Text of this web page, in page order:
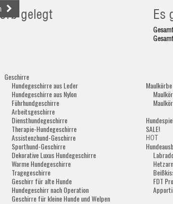
gelegt Es
Gesamt
Geschirre
Hundegeschirre aus Leder
Hundegeschirre aus Nylon
Führhundgeschirre
Arbeitsgeschirre
Diensthundegeschirre
Therapie-Hundegeschirre
Assistenzhund-Geschirre
Sporthund-Geschirre
Dekorative Luxus Hundegeschirre
Warme Hundegeschirre
Tragegeschirre
Geschirr für alte Hunde
Hundegeschirr nach Operation
Geschirre für kleine Hunde und Welpen
Maulkörbe
SALE!
HOT
FDT